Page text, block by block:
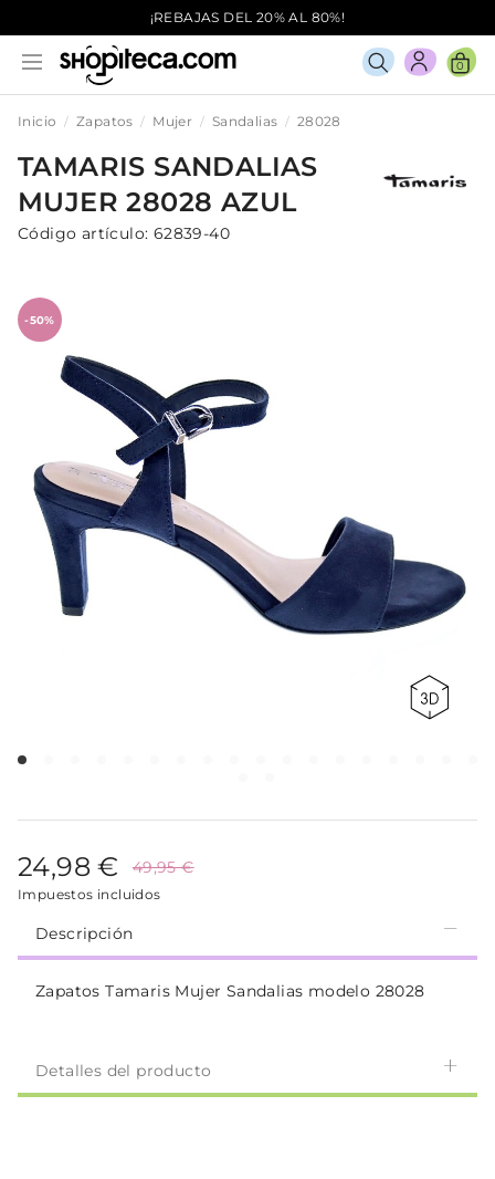
¡REBAJAS DEL 20% AL 80%!
0
Inicio Zapatos Mujer Sandalias 28028
TAMARIS SANDALIAS
MUJER28028 AZUL
Código artículo: 62839-40
-50%
24,98 € 49,95 €
Impuestos incluidos
Descripción
Zapatos Tamaris Mujer Sandalias modelo 28028
Detalles del producto